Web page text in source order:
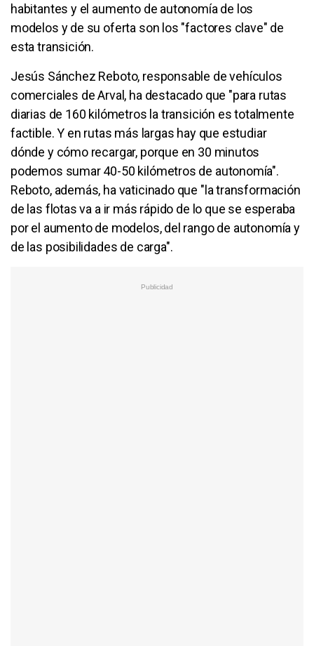
habitantes y el aumento de autonomía de los
modelos y de su oferta son los "factores clave" de
esta transición.
Jesús Sánchez Reboto, responsable de vehículos
comerciales de Arval, ha destacado que "para rutas
diarias de 160 kilómetros la transición es totalmente
factible. Y en rutas más largas hay que estudiar
dónde y cómo recargar, porque en 30 minutos
podemos sumar 40-50 kilómetros de autonomía".
Reboto, además, ha vaticinado que "la transformación
de las flotas va a ir más rápido de lo que se esperaba
por el aumento de modelos, del rango de autonomía y
de las posibilidades de carga".